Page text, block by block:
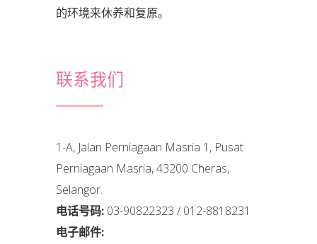
的环境来休养和复原。
联系我们
1-A, Jalan Perniagaan Masria 1, Pusat
Perniagaan Masria, 43200 Cheras,
Selangor.
电话号码: 03-90822323 / 012-8818231
电子邮件: